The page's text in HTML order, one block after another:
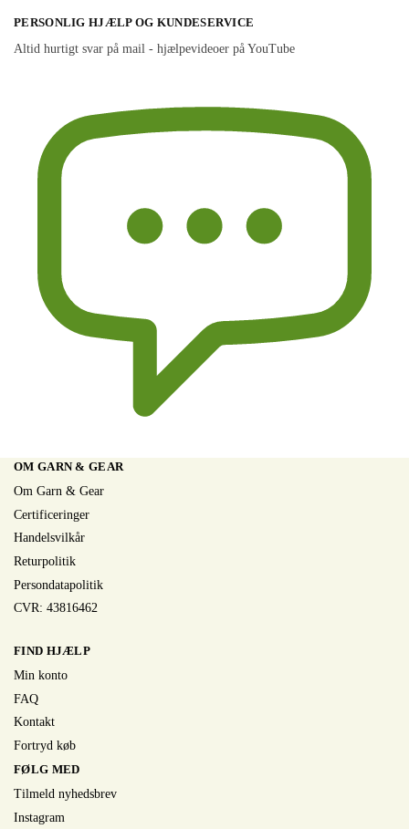
PERSONLIG HJÆLP OG KUNDESERVICE
Altid hurtigt svar på mail - hjælpevideoer på YouTube
OM GARN & GEAR
Om Garn & Gear
Certificeringer
Handelsvilkår
Returpolitik
Persondatapolitik
CVR: 43816462
FIND HJÆLP
Min konto
FAQ
Kontakt
Fortryd køb
FØLG MED
Tilmeld nyhedsbrev
Instagram